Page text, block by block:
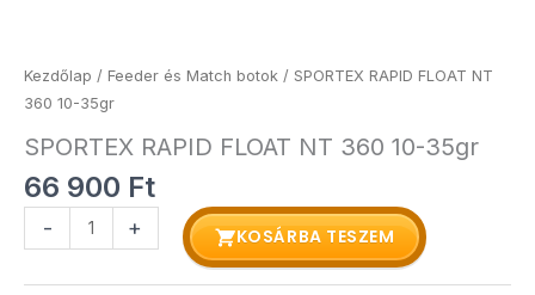
Kezdőlap / Feeder és Match botok / SPORTEX RAPID FLOAT NT
360 10-35gr
SPORTEX RAPID FLOAT NT 360 10-35gr
66 900 Ft
-
35gr
mennyiség
+ KOSÁRBA TESZEM